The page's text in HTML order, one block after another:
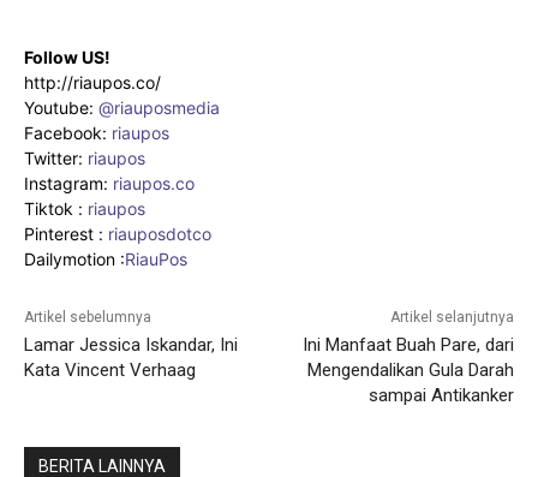
Follow US!
http://riaupos.co/
Youtube: @riauposmedia
Facebook: riaupos
Twitter: riaupos
Instagram: riaupos.co
Tiktok : riaupos
Pinterest : riauposdotco
Dailymotion :RiauPos
Artikel sebelumnya
Lamar Jessica Iskandar, Ini
Kata Vincent Verhaag
Artikel selanjutnya
Ini Manfaat Buah Pare, dari
Mengendalikan Gula Darah
sampai Antikanker
BERITA LAINNYA